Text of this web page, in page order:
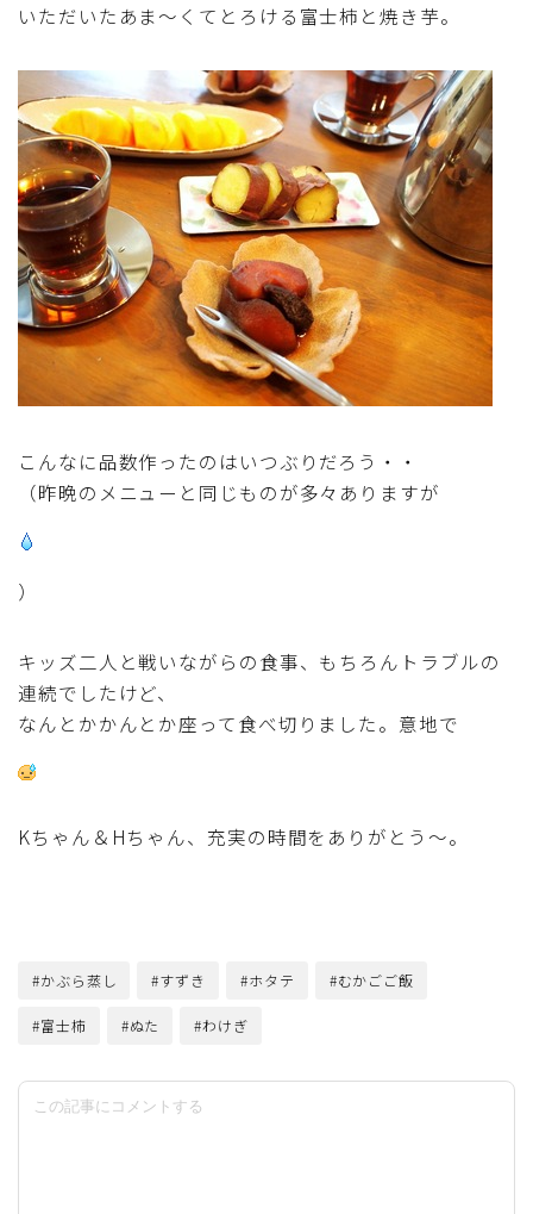
いただいたあま～くてとろける富士柿と焼き芋。
こんなに品数作ったのはいつぶりだろう・・
（昨晩のメニューと同じものが多々ありますが
）
キッズ二人と戦いながらの食事、もちろんトラブルの
連続でしたけど、
なんとかかんとか座って食べ切りました。意地で
Kちゃん＆Hちゃん、充実の時間をありがとう～。
#かぶら蒸し #すずき #ホタテ #むかごご飯
#富士柿 #ぬた #わけぎ